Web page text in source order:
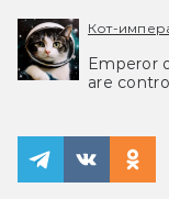
Кот-
Emperor
are